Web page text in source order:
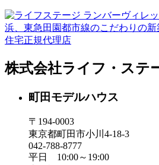
株式会社ライフ・ステ
町田モデルハウス
〒194-0003
東京都町田市小川4-18-3
042-788-8777
平日 10:00～19:00